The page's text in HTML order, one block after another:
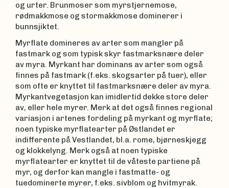
og urter. Brunmoser som myrstjernemose,
rødmakkmose og stormakkmose dominerer i
bunnsjiktet.
Myrflate domineres av arter som mangler på
fastmark og som typisk skyr fastmarksnære deler
av myra. Myrkant har dominans av arter som også
finnes på fastmark (f.eks. skogsarter på tuer), eller
som ofte er knyttet til fastmarksnære deler av myra.
Myrkantvegetasjon kan imidlertid dekke store deler
av, eller hele myrer. Merk at det også finnes regional
variasjon i artenes fordeling på myrkant og myrflate;
noen typiske myrflatearter på Østlandet er
indifferente på Vestlandet, bl.a. rome, bjørneskjegg
og klokkelyng. Merk også at noen typiske
myrflatearter er knyttet til de våteste partiene på
myr, og derfor kan mangle i fastmatte- og
tuedominerte myrer, f.eks. sivblom og hvitmyrak.